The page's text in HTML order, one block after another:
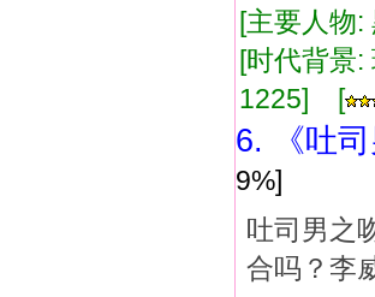
[主要人物
[时代背
1225] [
6. 《吐
9%]
吐司男之
合吗？李